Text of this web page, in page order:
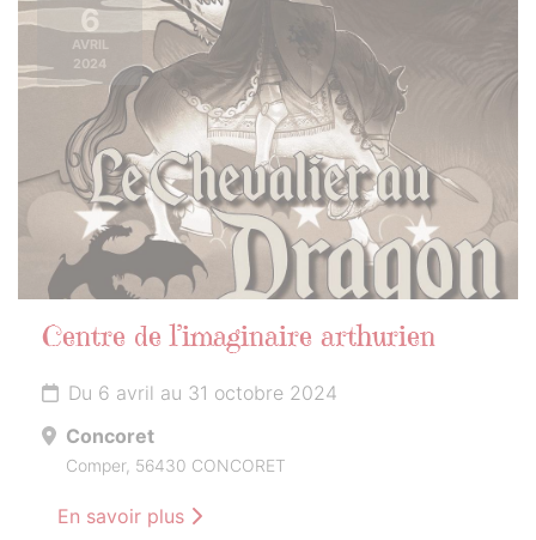
6
AVRIL
2024
Centre de l’imaginaire arthurien
Du 6 avril au 31 octobre 2024
Concoret
Comper, 56430 CONCORET
En savoir plus